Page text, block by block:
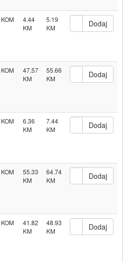
KOM 4.44 5.19
KOM 47.57 55.66
KOM 6.36 7.44
KOM 55.33 64.74
KOM 41.82 48.93